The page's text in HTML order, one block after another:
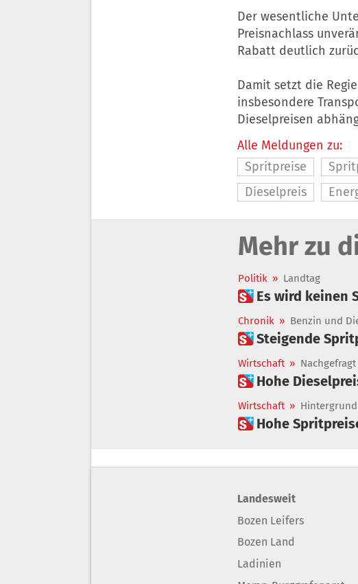
Der wesentliche
Preisnachlass
Rabatt deutlich
Damit setzt die
insbesondere
Dieselpreisen
Alle Meldungen zu:
Spritpreise
Dieselpreis
Mehr zu
Politik » Landtag
 Es wird
Chronik » Benzin und
 Steigende
Wirtschaft » Nachgefragt
Wirtschaft » Hintergrund
 Hohe
Landesweit
Bozen Leifers
Bozen Land
Ladinien